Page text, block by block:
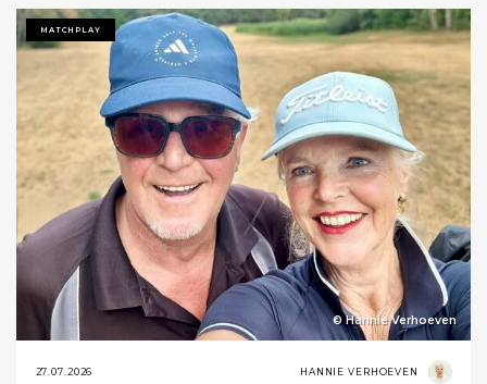
Tot ik uiteindelijk aankondigde dat ik het nu echt niet
meer ging zeggen.
MATCHPLAY
© Hannie Verhoeven
27.07.2026 HANNIE VERHOEVEN